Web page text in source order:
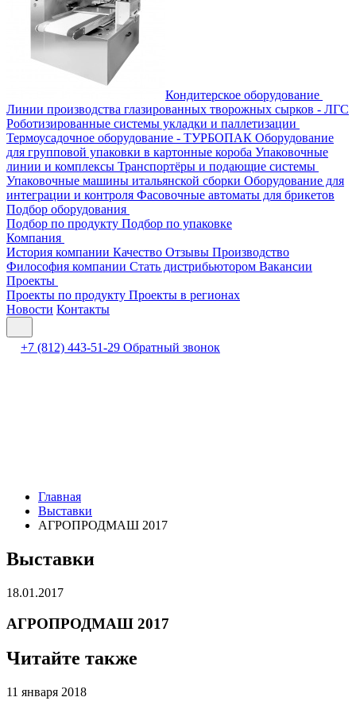
Кондитерское оборудование
Линии производства глазированных творожных сырков - ЛГС
Роботизированные системы укладки и паллетизации
Термоусадочное оборудование - ТУРБОПАК Оборудование
для групповой упаковки в картонные короба Упаковочные
линии и комплексы Транспортёры и подающие системы
Упаковочные машины итальянской сборки Оборудование для
интеграции и контроля Фасовочные автоматы для брикетов
Подбор оборудования
Подбор по продукту Подбор по упаковке
Компания
История компании Качество Отзывы Производство
Философия компании Стать дистрибьютором Вакансии
Проекты
Проекты по продукту Проекты в регионах
Новости Контакты
+7 (812) 443-51-29 Обратный звонок
Главная
Выставки
АГРОПРОДМАШ 2017
Выставки
18.01.2017
АГРОПРОДМАШ 2017
Читайте также
11 января 2018